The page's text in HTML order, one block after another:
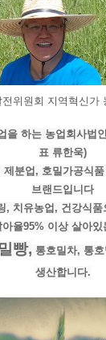
위원회 지역혁신가
을 하는 농업회사법
표 류한욱)
분업, 호밀가공식
브랜드입니다
, 치유농업, 건강식
율95% 이상 살아있
빵, 통호밀차, 통
생산합니다.